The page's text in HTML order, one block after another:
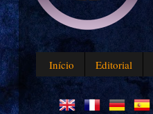
Início Editorial